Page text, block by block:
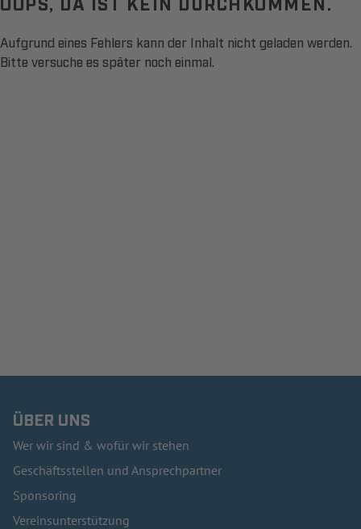
Aufgrund eines Fehlers kann der Inhalt nicht geladen werden.
Bitte versuche es später noch einmal.
ÜBER UNS
Wer wir sind & wofür wir stehen
Geschäftsstellen und Ansprechpartner
Sponsoring
Vereinsunterstützung